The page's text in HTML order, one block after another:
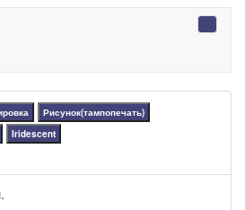
Рисунок(тампопечать)
Iridescent